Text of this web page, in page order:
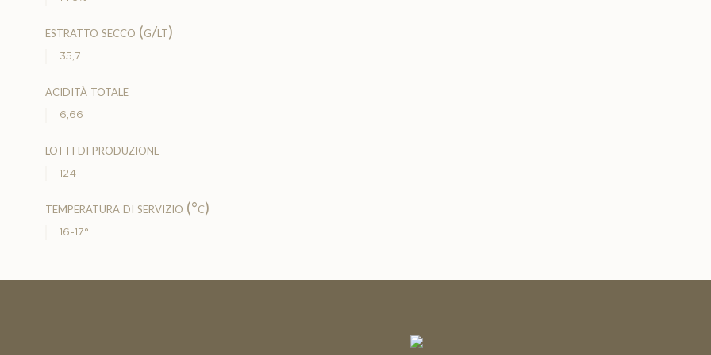
estratto secco (g/lt)
35,7
acidità totale
6,66
lotti di produzione
124
temperatura di servizio (°c)
16-17°